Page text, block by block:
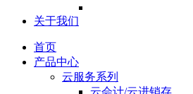
关于我们
首页
产品中心
云服务系列
云会计/云进销存